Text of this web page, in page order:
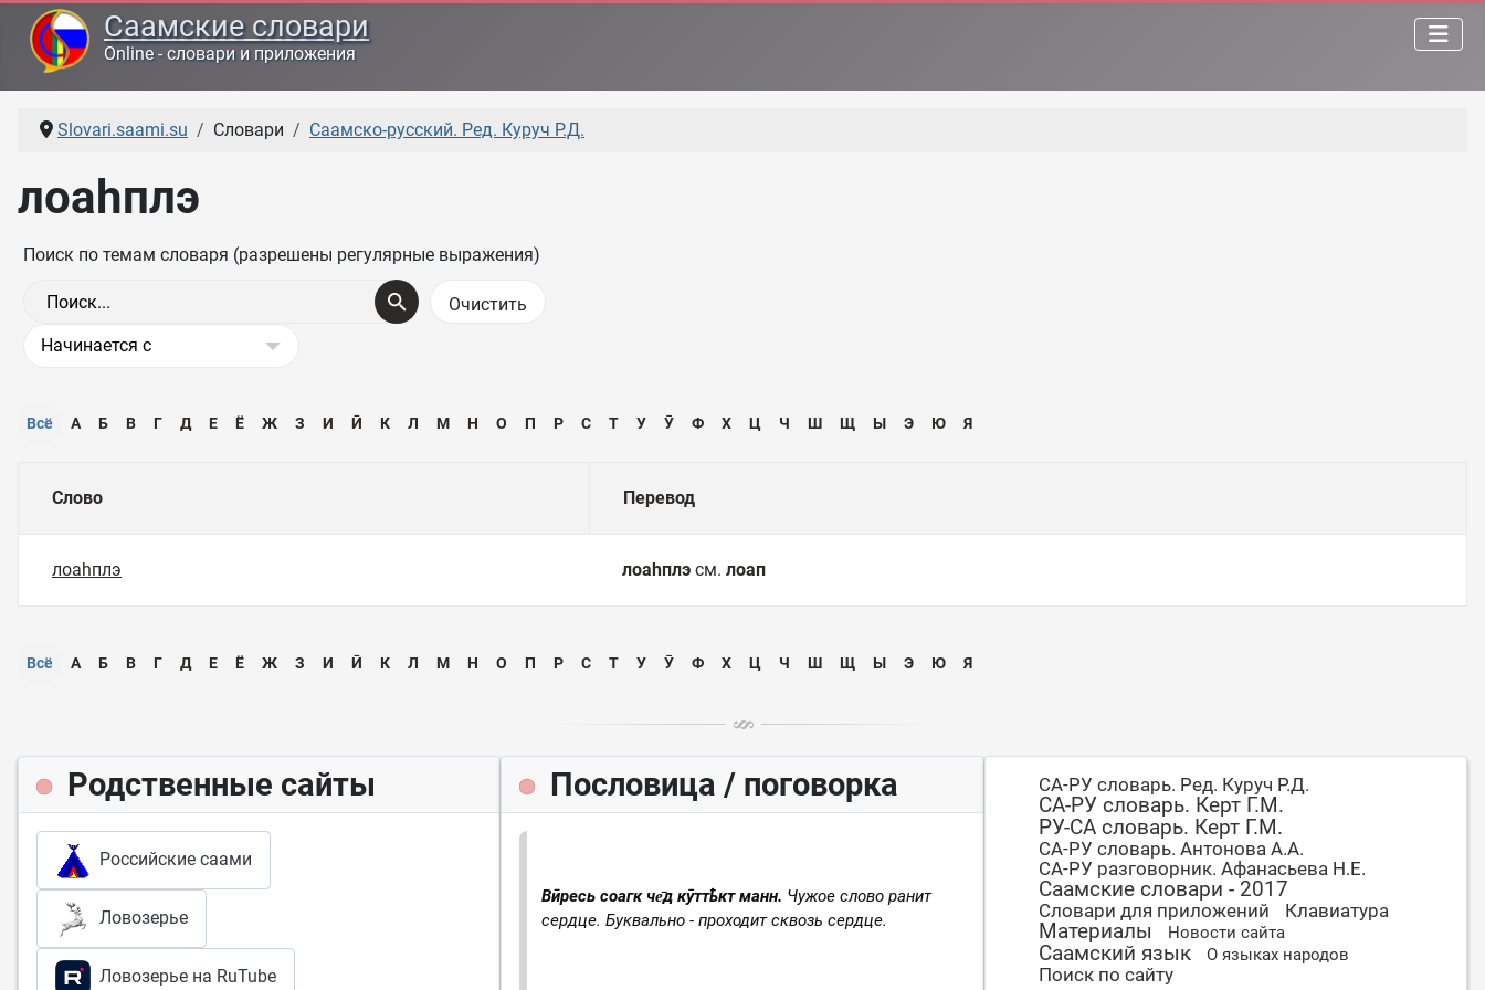
Саамские словари
Online - словари и приложения
Slovari.saami.su Словари Саамско-русский. Ред. Куруч Р.Д.
лоаһплэ
Поиск по темам словаря (разрешены регулярные выражения)
Всё А Б В Г Д Е Ё Ж З И Ӣ К Л М Н О П Р С Т У Ӯ Ф Х Ц Ч Ш Щ Ы Э Ю Я
Слово Перевод
лоаһплэ лоаһплэ см. лоап
Всё А Б В Г Д Е Ё Ж З И Ӣ К Л М Н О П Р С Т У Ӯ Ф Х Ц Ч Ш Щ Ы Э Ю Я
Родственные сайты
Российские саами
Ловозерье
Ловозерье на RuTube
Пословица / поговорка
Вӣресь соагк че̄д кӯттҍкт манн. Чужое слово ранит
сердце.Буквально - проходит сквозь сердце.
СА-РУ словарь. Ред. Куруч Р.Д.
СА-РУ словарь. Керт Г.М.
РУ-СА словарь. Керт Г.М.
СА-РУ словарь. Антонова А.А.
СА-РУ разговорник. Афанасьева Н.Е.
Саамские словари - 2017
Словари для приложений Клавиатура
Материалы Новости сайта
Саамский язык О языках народов
Поиск по сайту